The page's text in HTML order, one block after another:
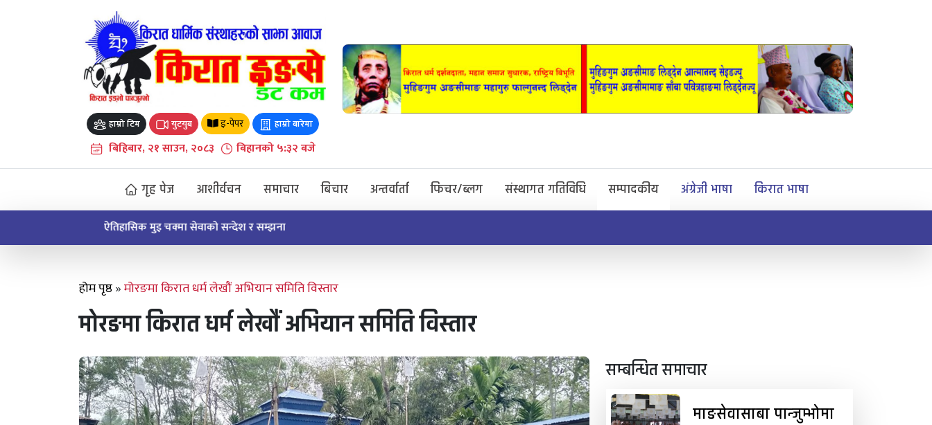
हाम्रो टिम युटयुब इ-पेपर हाम्रो बारेमा
बिहिबार, २१ साउन, २०८३ बिहानको ५:३२ बजे
गृह पेज आशीर्वचन समाचार बिचार अन्तर्वार्ता फिचर/ब्लग संस्थागत गतिविधि सम्पादकीय अंग्रेजी भाषा किरात भाषा
ऐतिहासिक मुइ चक्मा सेवाको सन्देश र सम्झना
होम पृष्ठ»मोरङमा किरात धर्म लेखौं अभियान समिति विस्तार
मोरङमा किरात धर्म लेखौं अभियान समिति विस्तार
सम्बन्धित समाचार
माङसेवासाबा पान्जुम्भोमा